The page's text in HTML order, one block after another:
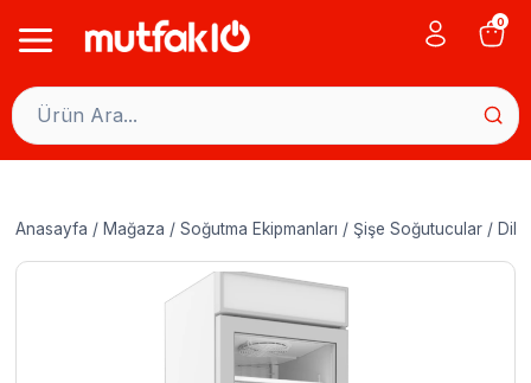
0
Anasayfa / Mağaza / Soğutma Ekipmanları / Şişe Soğutucular /